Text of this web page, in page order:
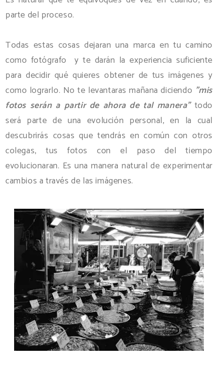
parte del proceso.
Todas estas cosas dejaran una marca en tu camino
como fotógrafo y te darán la experiencia suficiente
para decidir qué quieres obtener de tus imágenes y
como lograrlo. No te levantaras mañana diciendo "mis
fotos serán a partir de ahora de tal manera"todo
será parte de una evolución personal, en la cual
descubrirás cosas que tendrás en común con otros
colegas, tus fotos con el paso del tiempo
evolucionaran. Es una manera natural de experimentar
cambios a través de las imágenes.